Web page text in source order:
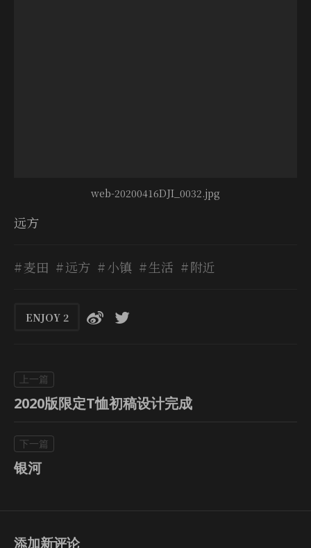
web-20200416DJI_0032.jpg
远方
麦田 远方 小镇 生活 附近
ENJOY 2
2020版限定T恤初稿设计完成
银河
添加新评论